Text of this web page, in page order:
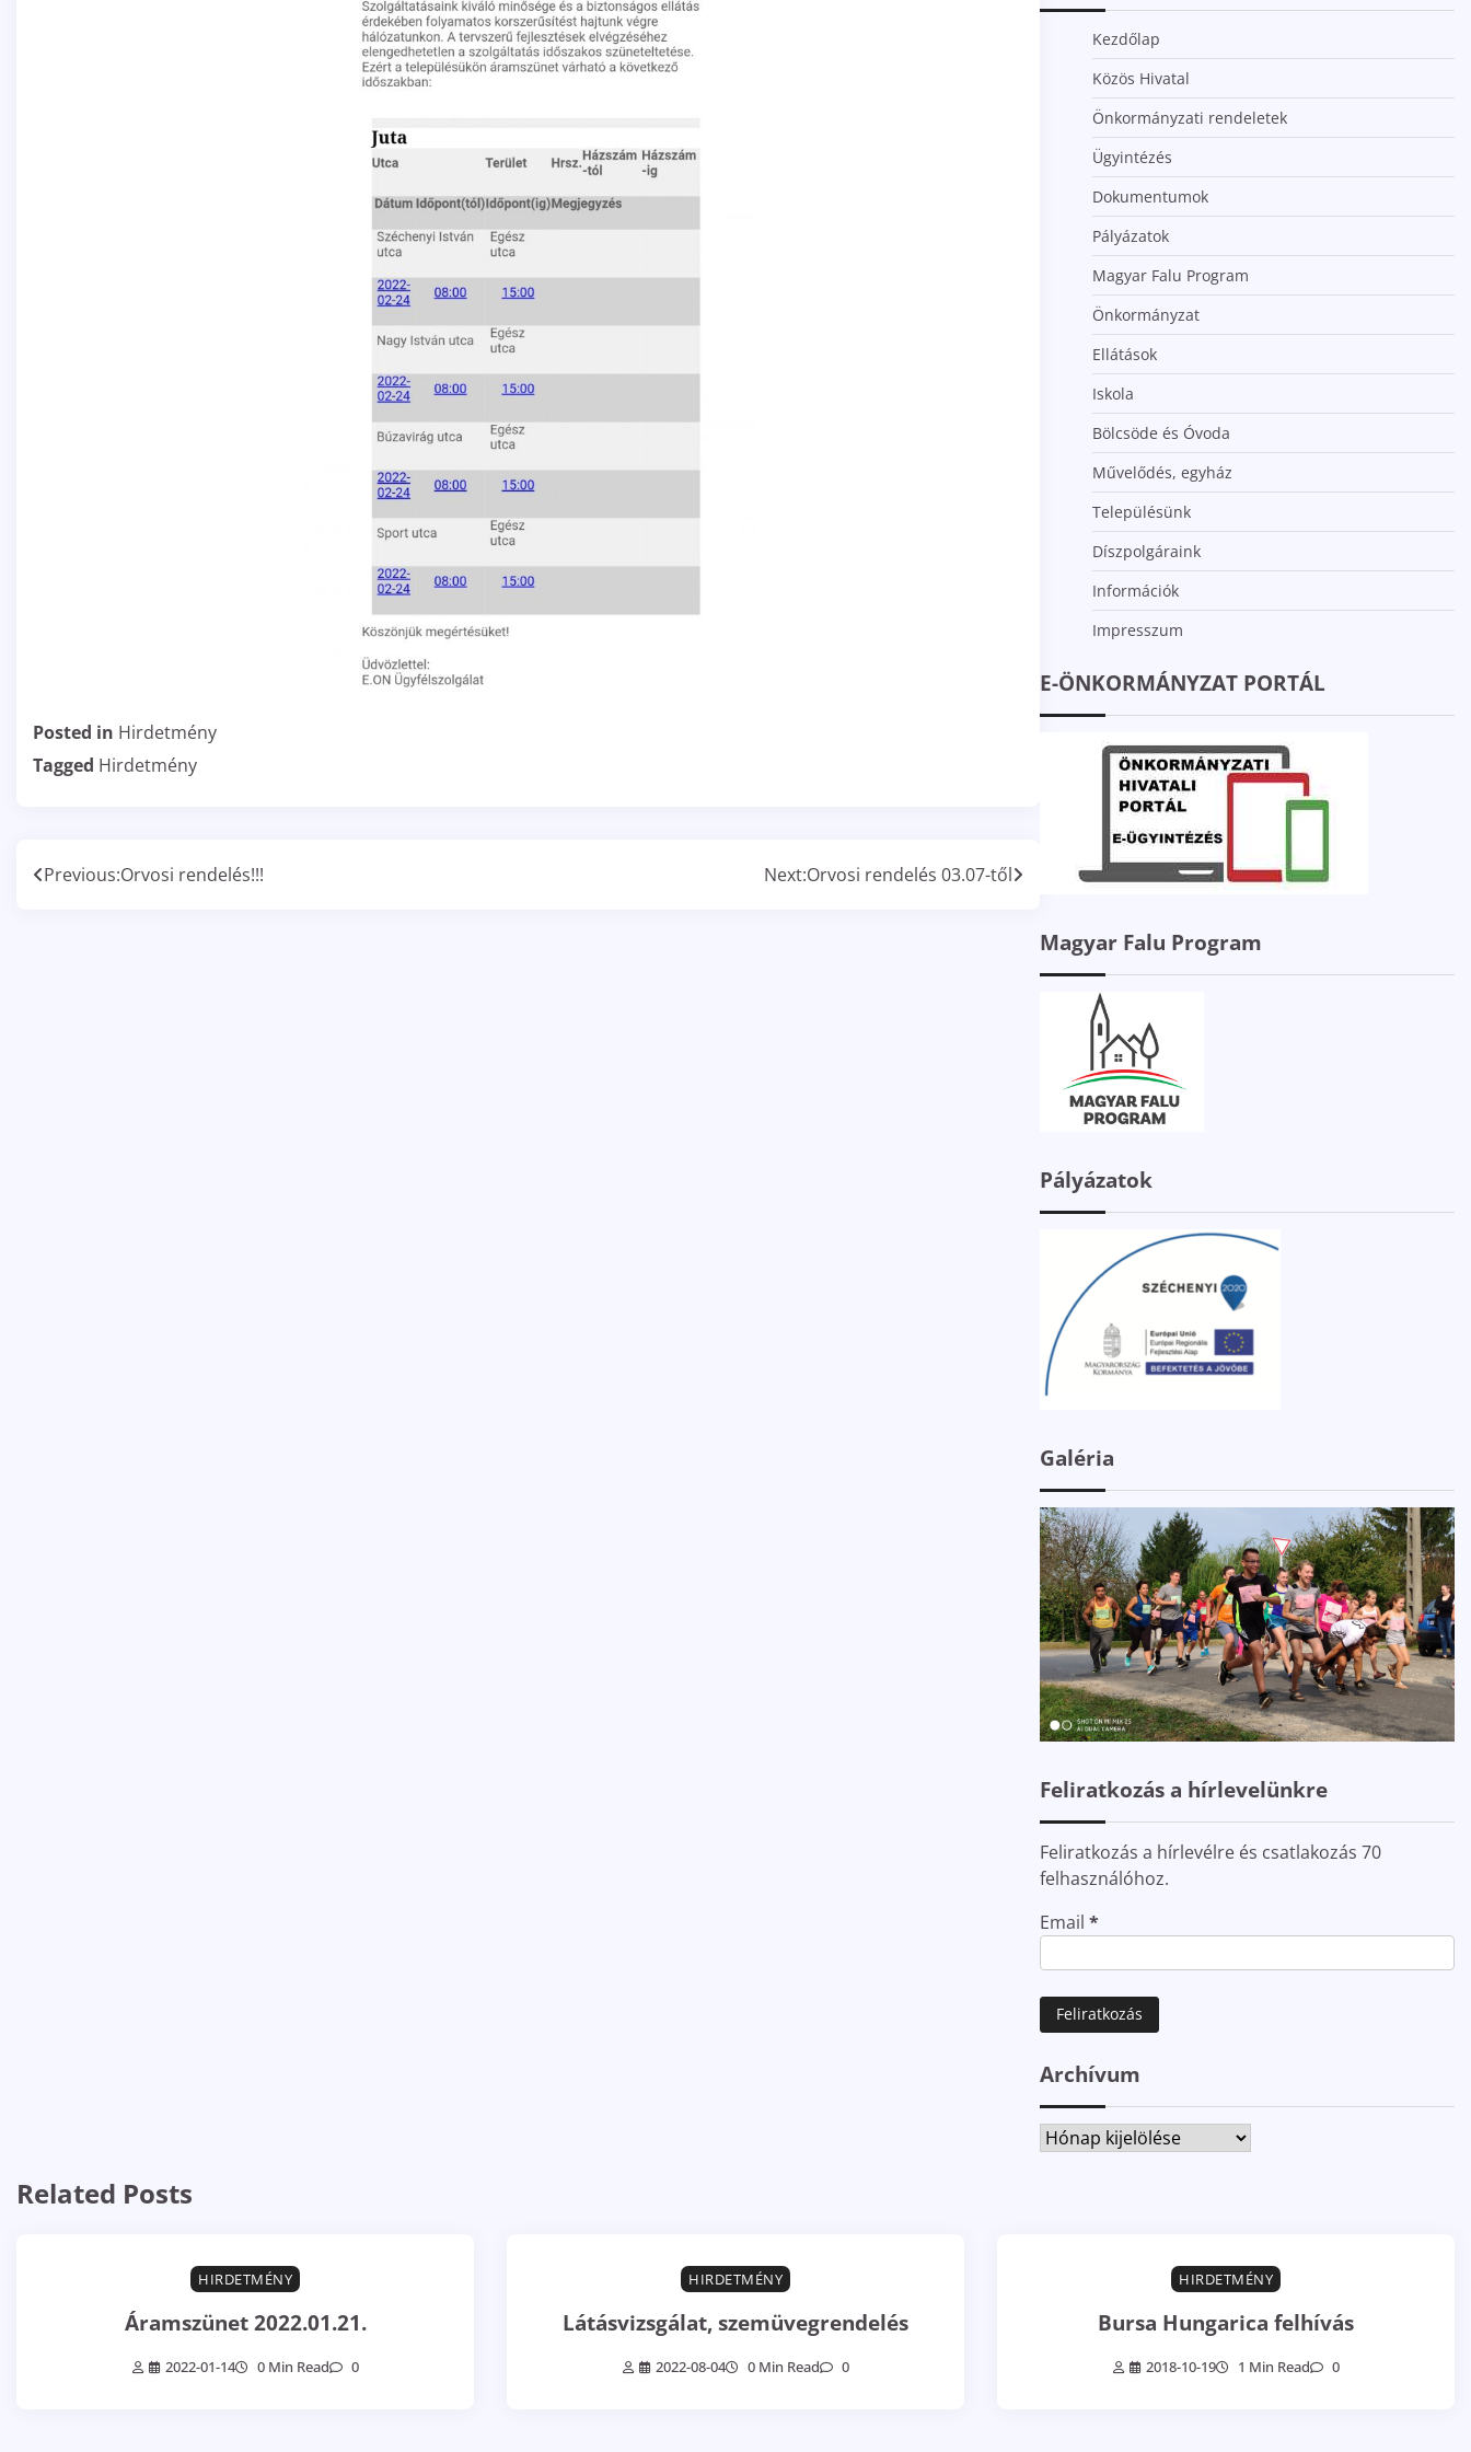
Posted in Hirdetmény
Tagged Hirdetmény
Bejegyzés
Previous:Orvosi rendelés!!! Next:Orvosi rendelés 03.07-től
Kezdőlap
Közös Hivatal
Önkormányzati rendeletek
Ügyintézés
Dokumentumok
Pályázatok
Magyar Falu Program
Önkormányzat
Ellátások
Iskola
Bölcsöde és Óvoda
Művelődés, egyház
Településünk
Díszpolgáraink
Információk
Impresszum
E-ÖNKORMÁNYZAT PORTÁL
Magyar Falu Program
Pályázatok
Galéria
Feliratkozás a hírlevelünkre
Feliratkozás a hírlevélre és csatlakozás 70
felhasználóhoz.
Email *
Archívum
Archívum
Related Posts
HIRDETMÉNY
Áramszünet 2022.01.21.
2022-01-14 0 Min Read 0
HIRDETMÉNY
Látásvizsgálat, szemüvegrendelés
2022-08-04 0 Min Read 0
HIRDETMÉNY
Bursa Hungarica felhívás
2018-10-19 1 Min Read 0